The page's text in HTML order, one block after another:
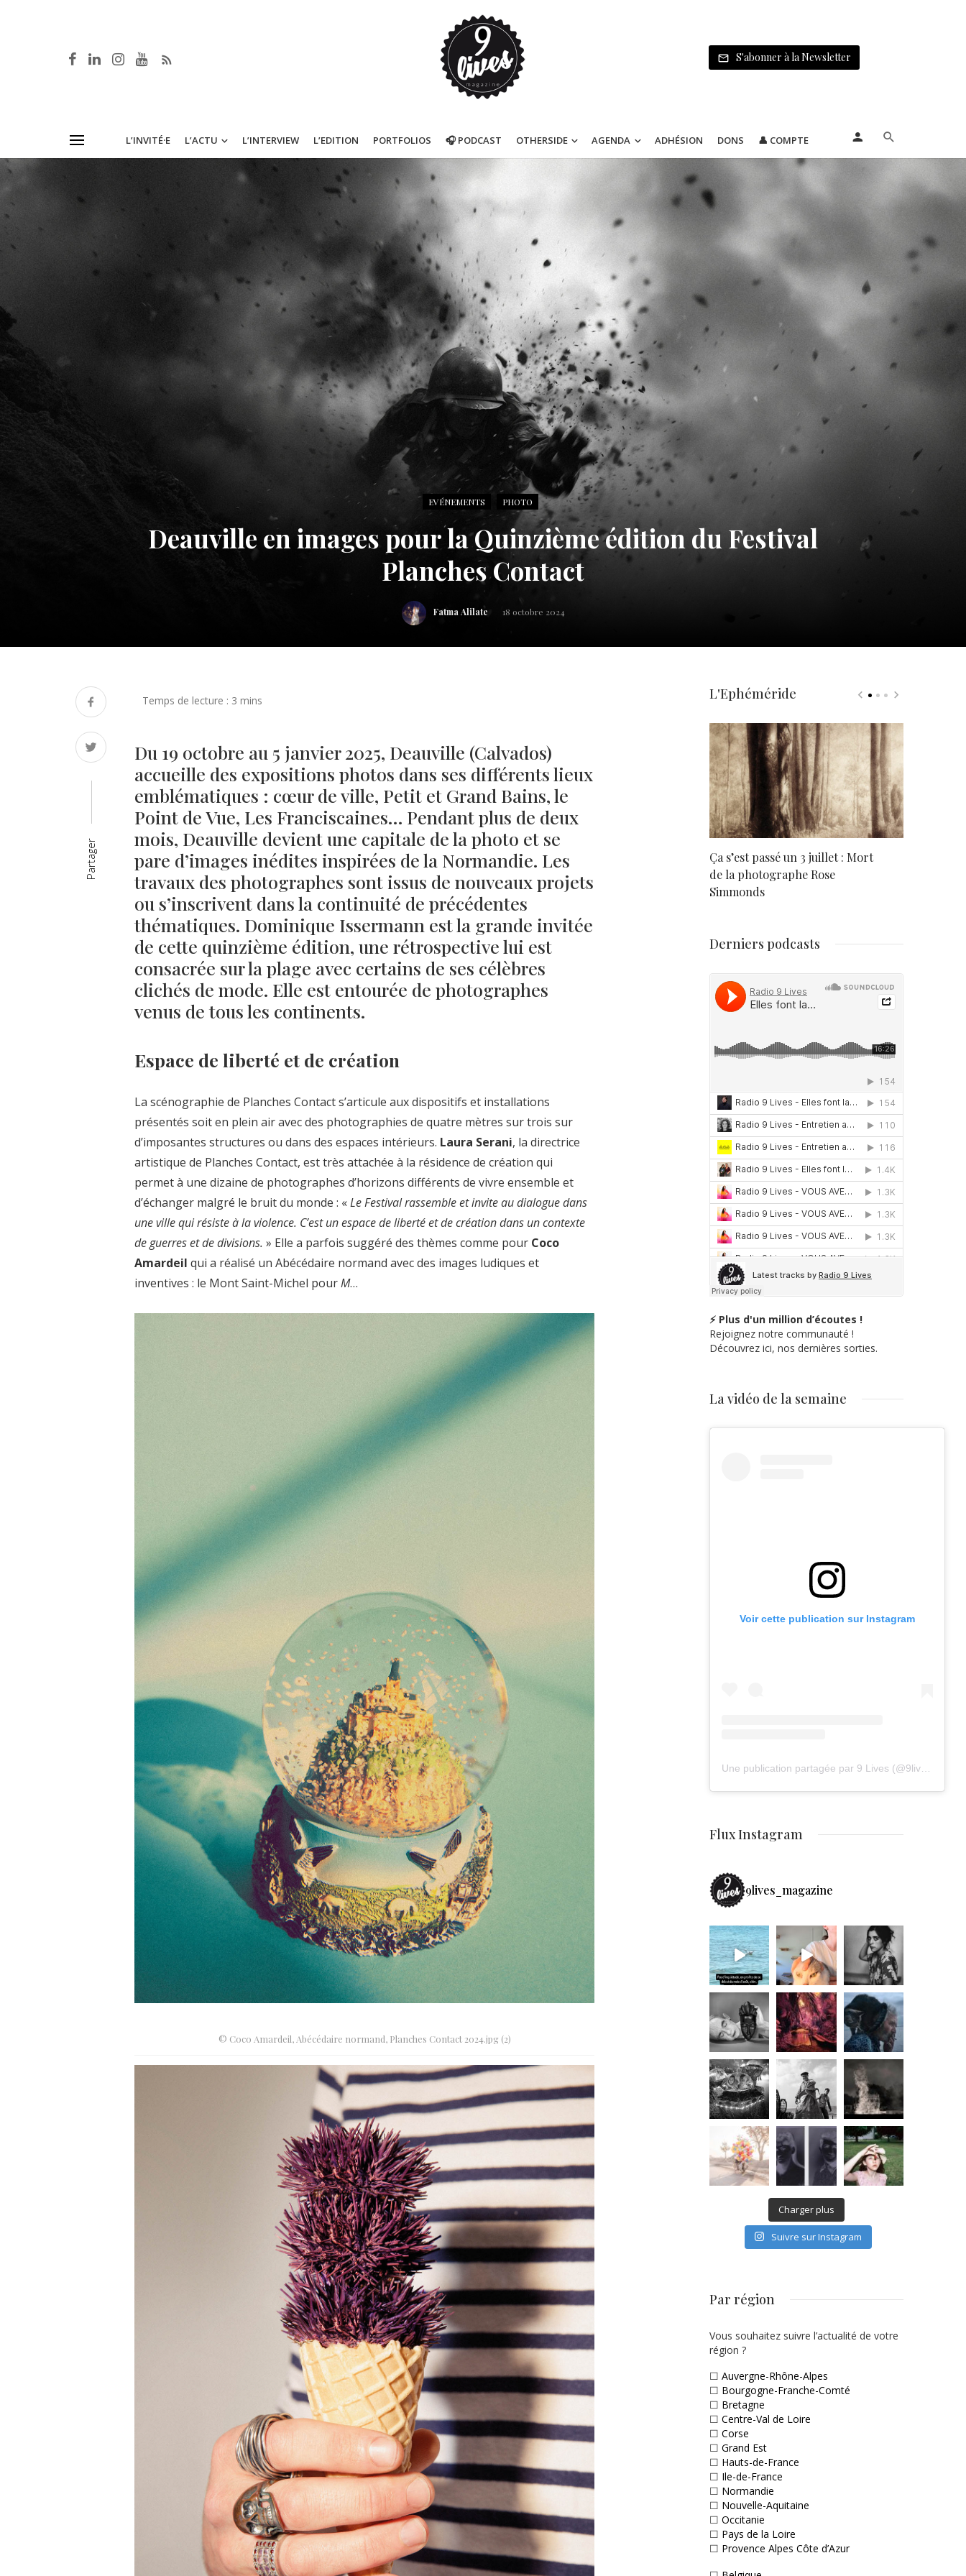
S'abonner à la Newsletter
L’INVITÉ·E L’ACTU L’INTERVIEW L’EDITION PORTFOLIOS 🎧 PODCAST OTHERSIDE AGENDA ADHÉSION DONS 👤 COMPTE
EVÉNEMENTS PHOTO
Deauville en images pour la Quinzième édition du Festival
Planches Contact
Fatma Alilate 18 octobre 2024
Partager
Du 19 octobre au 5 janvier 2025, Deauville (Calvados)
accueille des expositions photos dans ses différents lieux
emblématiques : cœur de ville, Petit et Grand Bains, le
Point de Vue, Les Franciscaines… Pendant plus de deux
mois, Deauville devient une capitale de la photo et se
pare d’images inédites inspirées de la Normandie. Les
travaux des photographes sont issus de nouveaux projets
ou s’inscrivent dans la continuité de précédentes
thématiques. Dominique Issermann est la grande invitée
de cette quinzième édition, une rétrospective lui est
consacrée sur la plage avec certains de ses célèbres
clichés de mode. Elle est entourée de photographes
venus de tous les continents.
Espace de liberté et de création
La scénographie de Planches Contact s’articule aux dispositifs et installations
présentés soit en plein air avec des photographies de quatre mètres sur trois sur
d’imposantes structures ou dans des espaces intérieurs. Laura Serani, la directrice
artistique de Planches Contact, est très attachée à la résidence de création qui
permet à une dizaine de photographes d’horizons différents de vivre ensemble et
d’échanger malgré le bruit du monde : «Le Festival rassemble et invite au dialogue dans
une ville qui résiste à la violence. C’est un espace de liberté et de création dans un contexte
de guerres et de divisions. » Elle a parfois suggéré des thèmes comme pour Coco
Amardeil qui a réalisé un Abécédaire normand avec des images ludiques et
inventives : le Mont Saint-Michel pourM…
© Coco Amardeil, Abécédaire normand, Planches Contact 2024.jpg (2)
L'Ephéméride
Né un 2 juillet : André Kertész
Né un 1er juillet : Léonard
Ça s’est passé un 3 juillet : Mort
de la photographe Rose
Simmonds
Derniers podcasts
⚡ Plus d'un million d’écoutes !
Rejoignez notre communauté !
Découvrez ici, nos dernières sorties.
La vidéo de la semaine
Voir cette publication sur Instagram
Flux Instagram
9lives_magazine
Charger plus
Suivre sur Instagram
Par région
Vous souhaitez suivre l’actualité de votre
région ?
☐ Auvergne-Rhône-Alpes
☐ Bourgogne-Franche-Comté
☐ Bretagne
☐ Centre-Val de Loire
☐ Corse
☐ Grand Est
☐ Hauts-de-France
☐ Ile-de-France
☐ Normandie
☐ Nouvelle-Aquitaine
☐ Occitanie
☐ Pays de la Loire
☐ Provence Alpes Côte d’Azur